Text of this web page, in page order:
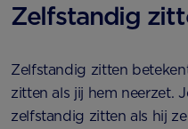
Zelfstandig
Zelfstandig zitten
zitten als jij hem neerzet.
zelfstandig zitten als hij